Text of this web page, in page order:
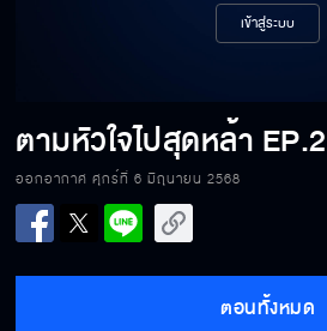
เข้าสู่ระบบ
ตามหัวใจไปสุดหล้า
ออกอากาศ ศุกร์ที่ 6 มิถุนายน 2568
ตอนทั้งหมด